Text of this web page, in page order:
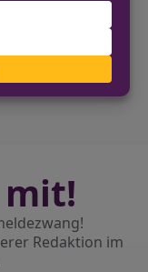
BEITRAG
verletzt
Redaktion im